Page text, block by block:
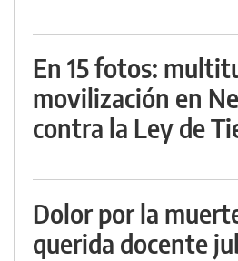
En 15 fotos:
movilización en
contra la Ley de
Dolor por la
querida docente